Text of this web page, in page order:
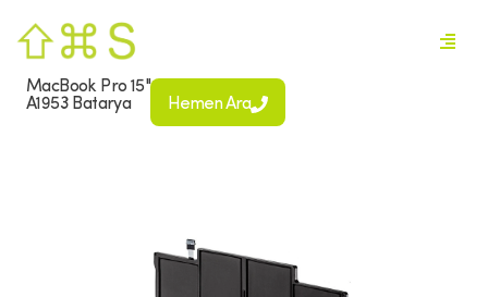
MacBook Pro 15"
A1953 Batarya
Hemen Ara